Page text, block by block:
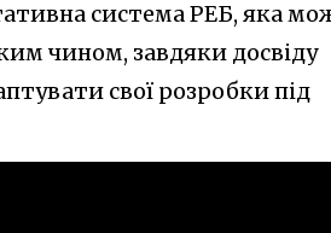
система РЕБ, яка
чином, завдяки досвіду
свої розробки під